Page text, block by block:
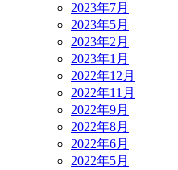
2023年7月
2023年5月
2023年2月
2023年1月
2022年12月
2022年11月
2022年9月
2022年8月
2022年6月
2022年5月